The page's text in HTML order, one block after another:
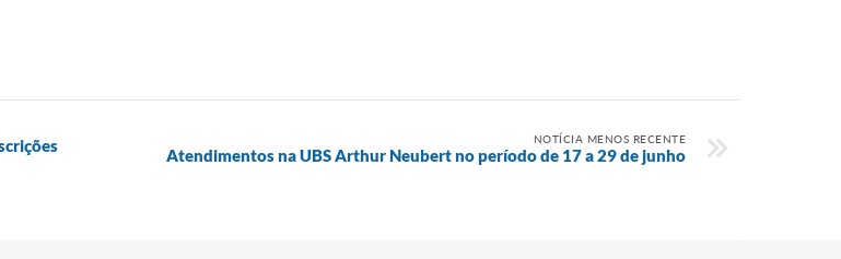
NOTÍCIA MENOS RECENTE
Atendimentos na UBS Arthur Neubert no período de 17 a 29 de junho